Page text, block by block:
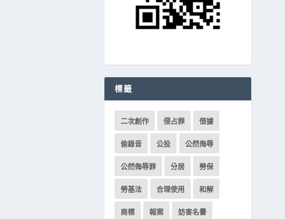
標籤
二次創作 侵占罪 借據
偷錄音 公投 公然侮辱
公然侮辱罪 分居 勞保
勞基法 合理使用 和解
商標 報案 妨害名譽